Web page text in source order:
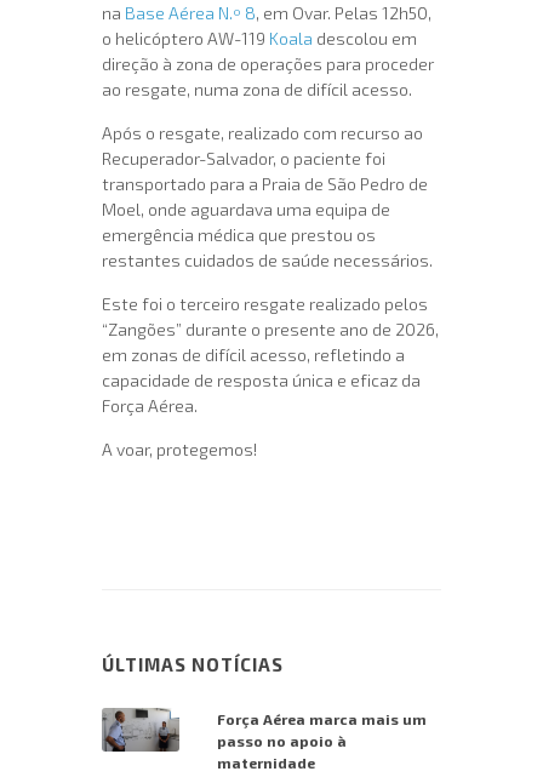
na Base Aérea N.º 8, em Ovar. Pelas 12h50,
o helicóptero AW-119 Koala descolou em
direção à zona de operações para proceder
ao resgate, numa zona de difícil acesso.
Após o resgate, realizado com recurso ao
Recuperador-Salvador, o paciente foi
transportado para a Praia de São Pedro de
Moel, onde aguardava uma equipa de
emergência médica que prestou os
restantes cuidados de saúde necessários.
Este foi o terceiro resgate realizado pelos
“Zangões” durante o presente ano de 2026,
em zonas de difícil acesso, refletindo a
capacidade de resposta única e eficaz da
Força Aérea.
A voar, protegemos!
ÚLTIMAS NOTÍCIAS
Força Aérea marca mais um
passo no apoio à
maternidade